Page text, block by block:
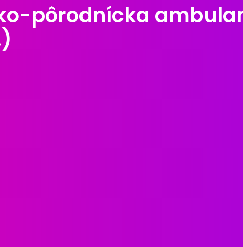
pôrodnícka